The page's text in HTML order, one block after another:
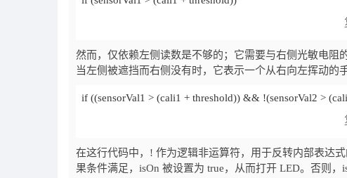
然而，仅依赖左侧读数是不够的；它需要与右侧光敏电阻
当左侧被遮挡而右侧没有时，它表示一个从右向左挥动的手
if ((sensorVal1 > (cali1 + threshold)) && !(sensorVal2 >
在这行代码中，! 作为逻辑非运算符，用于反转内部表达
果条件满足，isOn 被设置为 true，从而打开 LED。否则，